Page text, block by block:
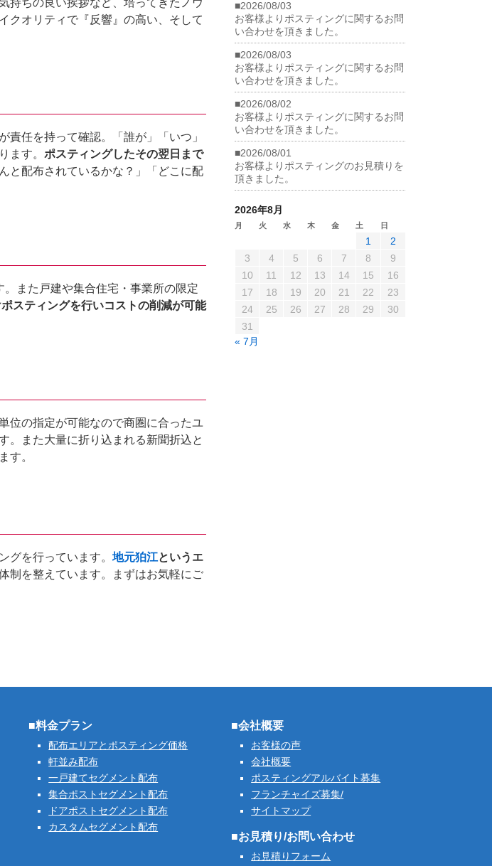
持ちの良い挨拶など、培ってきたノウ
クオリティで『反響』の高い、そして
任を持って確認。「誰が」「いつ」
ます。 ポスティングしたその翌日まで
と配布されているかな？」「どこに配
また戸建や集合住宅・事業所の限定
スティングを行いコストの削減が可能
位の指定が可能なので商圏に合ったユ
。また大量に折り込まれる新聞折込と
す。
グを行っています。 地元狛江というエ
制を整えています。まずはお気軽にご
■2026/08/03
お客様よりポスティングに関するお問
い合わせを頂きました。
■2026/08/03
お客様よりポスティングに関するお問
い合わせを頂きました。
■2026/08/02
お客様よりポスティングに関するお問
い合わせを頂きました。
■2026/08/01
お客様よりポスティングのお見積りを
頂きました。
2026年8月
月 火 水 木 金 土 日
« 7月
1
2
3
4 5 6 7 8
9
10
11 12 13 14 15
16
17
18 19 20 21 22
23
24
25 26 27 28 29
30
31
■料金プラン
配布エリアとポスティング価格
軒並み配布
一戸建てセグメント配布
集合ポストセグメント配布
ドアポストセグメント配布
カスタムセグメント配布
■会社概要
お客様の声
会社概要
ポスティングアルバイト募集
フランチャイズ募集/
サイトマップ
■お見積り/お問い合わせ
お見積りフォーム